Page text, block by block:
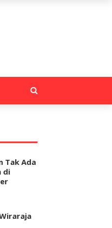
Tak Ada
di